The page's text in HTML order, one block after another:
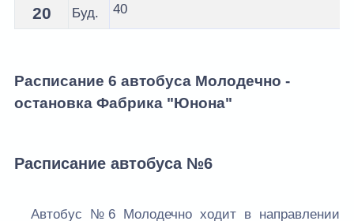
20 Буд. 40
Расписание 6 автобуса Молодечно -
остановка Фабрика "Юнона"
Расписание автобуса №6
Автобус №6 Молодечно ходит в направлении